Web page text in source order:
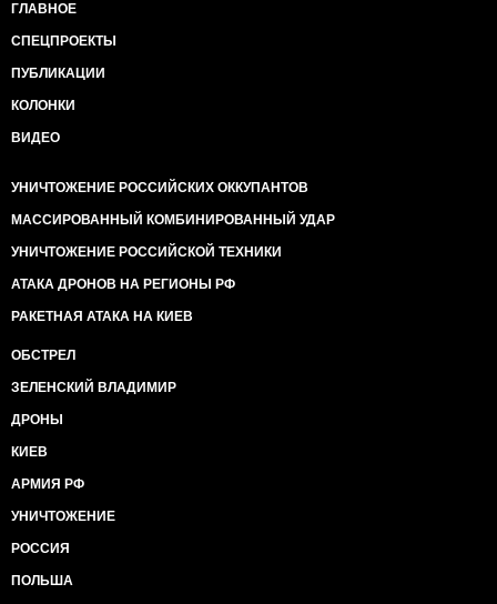
ГЛАВНОЕ
СПЕЦПРОЕКТЫ
ПУБЛИКАЦИИ
КОЛОНКИ
ВИДЕО
УНИЧТОЖЕНИЕ РОССИЙСКИХ ОККУПАНТОВ
МАССИРОВАННЫЙ КОМБИНИРОВАННЫЙ УДАР
УНИЧТОЖЕНИЕ РОССИЙСКОЙ ТЕХНИКИ
АТАКА ДРОНОВ НА РЕГИОНЫ РФ
РАКЕТНАЯ АТАКА НА КИЕВ
ОБСТРЕЛ
ЗЕЛЕНСКИЙ ВЛАДИМИР
ДРОНЫ
КИЕВ
АРМИЯ РФ
УНИЧТОЖЕНИЕ
РОССИЯ
ПОЛЬША